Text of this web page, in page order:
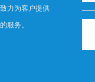
力为客户提供
服务。